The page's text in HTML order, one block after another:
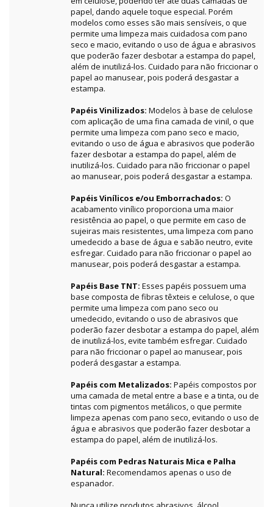
papel, dando aquele toque especial. Porém
modelos como esses são mais sensíveis, o que
permite uma limpeza mais cuidadosa com pano
seco e macio, evitando o uso de água e abrasivos
que poderão fazer desbotar a estampa do papel,
além de inutilizá-los. Cuidado para não friccionar o
papel ao manusear, pois poderá desgastar a
estampa.
Papéis Vinilizados: Modelos à base de celulose
com aplicação de uma fina camada de vinil, o que
permite uma limpeza com pano seco e macio,
evitando o uso de água e abrasivos que poderão
fazer desbotar a estampa do papel, além de
inutilizá-los. Cuidado para não friccionar o papel
ao manusear, pois poderá desgastar a estampa.
Papéis Vinílicos e/ou Emborrachados: O
acabamento vinílico proporciona uma maior
resistência ao papel, o que permite em caso de
sujeiras mais resistentes, uma limpeza com pano
umedecido a base de água e sabão neutro, evite
esfregar. Cuidado para não friccionar o papel ao
manusear, pois poderá desgastar a estampa.
Papéis Base TNT: Esses papéis possuem uma
base composta de fibras têxteis e celulose, o que
permite uma limpeza com pano seco ou
umedecido, evitando o uso de abrasivos que
poderão fazer desbotar a estampa do papel, além
de inutilizá-los, evite também esfregar. Cuidado
para não friccionar o papel ao manusear, pois
poderá desgastar a estampa.
Papéis com Metalizados: Papéis compostos por
uma camada de metal entre a base e a tinta, ou de
tintas com pigmentos metálicos, o que permite
limpeza apenas com pano seco, evitando o uso de
água e abrasivos que poderão fazer desbotar a
estampa do papel, além de inutilizá-los.
Papéis com Pedras Naturais Mica e Palha
Natural: Recomendamos apenas o uso de
espanador.